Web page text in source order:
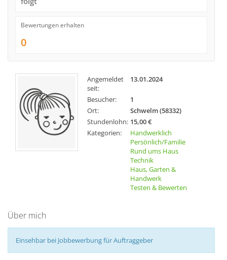
Bewertungen erhalten
0
Angemeldet
seit:
13.01.2024
Besucher:
1
Ort:
Schwelm (58332)
Stundenlohn: 15,00 €
Kategorien:
Handwerklich
Persönlich/Familie
Rund ums Haus
Technik
Haus, Garten &
Handwerk
Testen & Bewerten
Über mich
Einsehbar bei Jobbewerbung für Auftraggeber